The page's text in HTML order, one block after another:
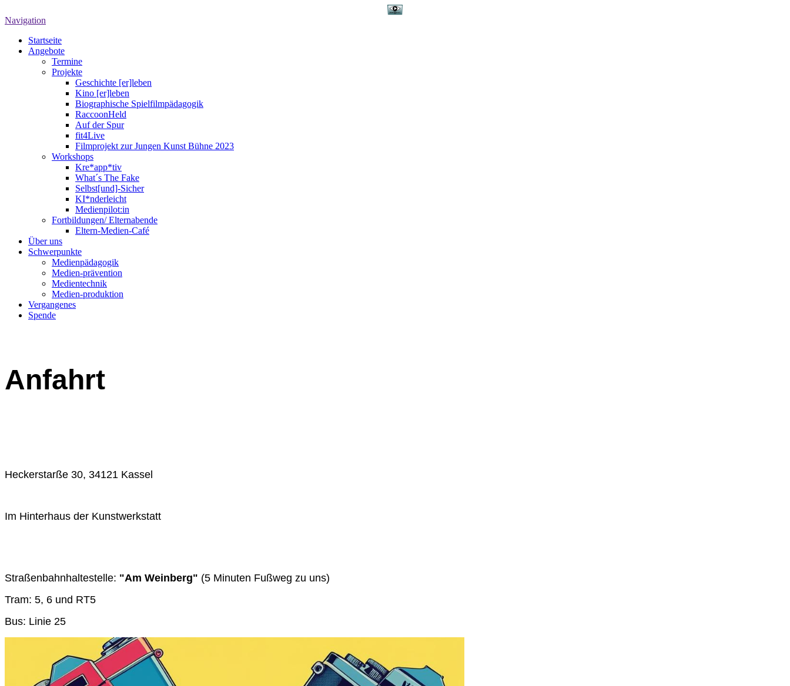
Navigation
Startseite
Angebote
Termine
Projekte
Geschichte [er]leben
Kino [er]leben
Biographische Spielfilmpädagogik
RaccoonHeld
Auf der Spur
fit4Live
Filmprojekt zur Jungen Kunst Bühne 2023
Workshops
Kre*app*tiv
What´s The Fake
Selbst[und]-Sicher
KI*nderleicht
Medienpilot:in
Fortbildungen/ Elternabende
Eltern-Medien-Café
Über uns
Schwerpunkte
Medienpädagogik
Medien-prävention
Medientechnik
Medien-produktion
Vergangenes
Spende
Anfahrt
Heckerstarße 30, 34121 Kassel
Im Hinterhaus der Kunstwerkstatt
Straßenbahnhaltestelle: "Am Weinberg" (5 Minuten Fußweg zu uns)
Tram: 5, 6 und RT5
Bus: Linie 25